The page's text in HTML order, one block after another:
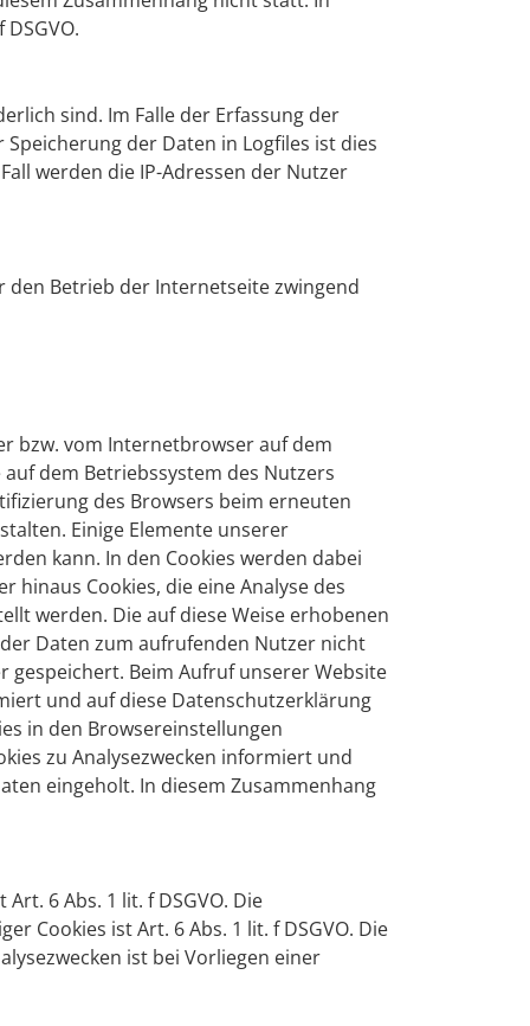
sind. Im Falle der Erfassung der
der Daten in Logfiles ist dies
werden die IP-Adressen der Nutzer
den Betrieb der Internetseite zwingend
bzw. vom Internetbrowser auf dem
dem Betriebssystem des Nutzers
des Browsers beim erneuten
Einige Elemente unserer
kann. In den Cookies werden dabei
Cookies, die eine Analyse des
werden. Die auf diese Weise erhobenen
Daten zum aufrufenden Nutzer nicht
Beim Aufruf unserer Website
und auf diese Datenschutzerklärung
in den Browsereinstellungen
zu Analysezwecken informiert und
eingeholt. In diesem Zusammenhang
6 Abs. 1 lit. f DSGVO. Die
Cookies ist Art. 6 Abs. 1 lit. f DSGVO. Die
ist bei Vorliegen einer